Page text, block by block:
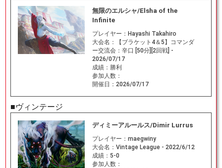
無限のエルシャ/Elsha of the
Infinite
プレイヤー： Hayashi Takahiro
大会名：
【ブラケット4＆5】コマンダ
ー交流会：辛口 [50分][2回戦] -
2026/07/17
成績： 勝利
参加人数：
開催日： 2026/07/17
■ヴィンテージ
ディミーアルールス/Dimir Lurrus
プレイヤー： maegwiny
大会名： Vintage League - 2022/6/12
成績： 5-0
参加人数：